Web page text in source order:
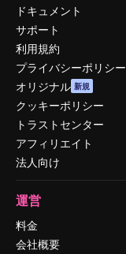
ドキュメント
サポート
利用規約
プライバシーポリシー
オリジナル 新規
クッキーポリシー
トラストセンター
アフィリエイト
法人向け
運営
料金
会社概要